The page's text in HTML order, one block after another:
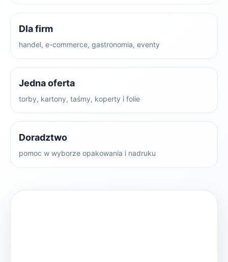
Dla firm
handel, e-commerce, gastronomia, eventy
Jedna oferta
torby, kartony, taśmy, koperty i folie
Doradztwo
pomoc w wyborze opakowania i nadruku